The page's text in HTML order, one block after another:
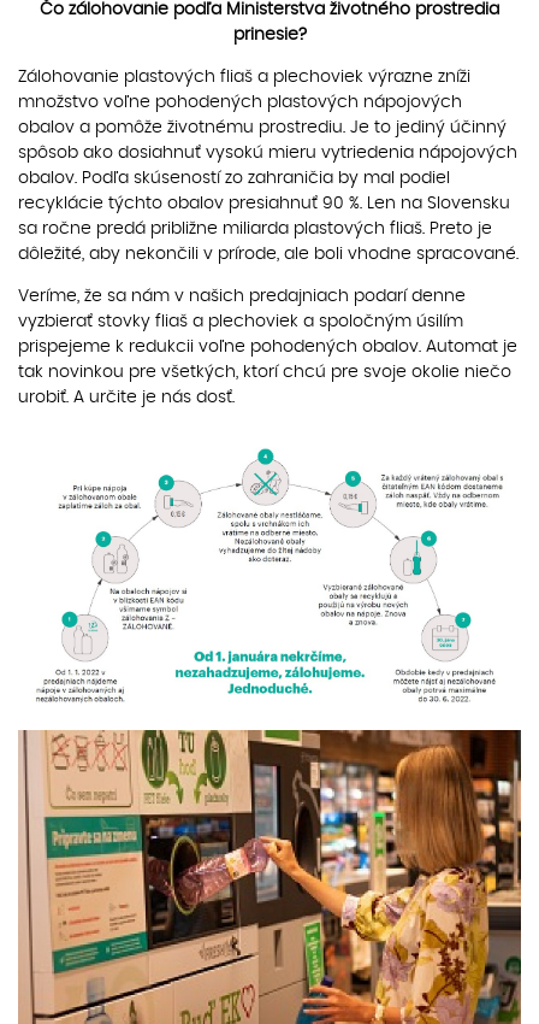
Čo zálohovanie podľa Ministerstva životného prostredia
prinesie?
Zálohovanie plastových fliaš a plechoviek výrazne zníži
množstvo voľne pohodených plastových nápojových
obalov a pomôže životnému prostrediu. Je to jediný účinný
spôsob ako dosiahnuť vysokú mieru vytriedenia nápojových
obalov. Podľa skúseností zo zahraničia by mal podiel
recyklácie týchto obalov presiahnuť 90 %. Len na Slovensku
sa ročne predá približne miliarda plastových fliaš. Preto je
dôležité, aby nekončili v prírode, ale boli vhodne spracované.
Veríme, že sa nám v našich predajniach podarí denne
vyzbierať stovky fliaš a plechoviek a spoločným úsilím
prispejeme k redukcii voľne pohodených obalov. Automat je
tak novinkou pre všetkých, ktorí chcú pre svoje okolie niečo
urobiť. A určite je nás dosť.